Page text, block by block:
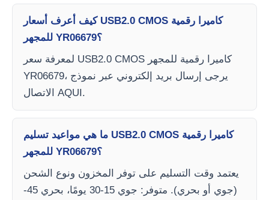
كيف أعرف أسعار USB2.0 CMOS كاميرا رقمية
للمجهر YR06679؟
لمعرفة سعر USB2.0 CMOS كاميرا رقمية للمجهر
YR06679، يرجى إرسال بريد إلكتروني عبر نموذج
الاتصال AQUI.
ما هي مواعيد تسليم USB2.0 CMOS كاميرا رقمية
للمجهر YR06679؟
يعتمد وقت التسليم على توفر المخزون ونوع الشحن
(جوي أو بحري). متوفر: جوي 15-30 يومًا، بحري 45-